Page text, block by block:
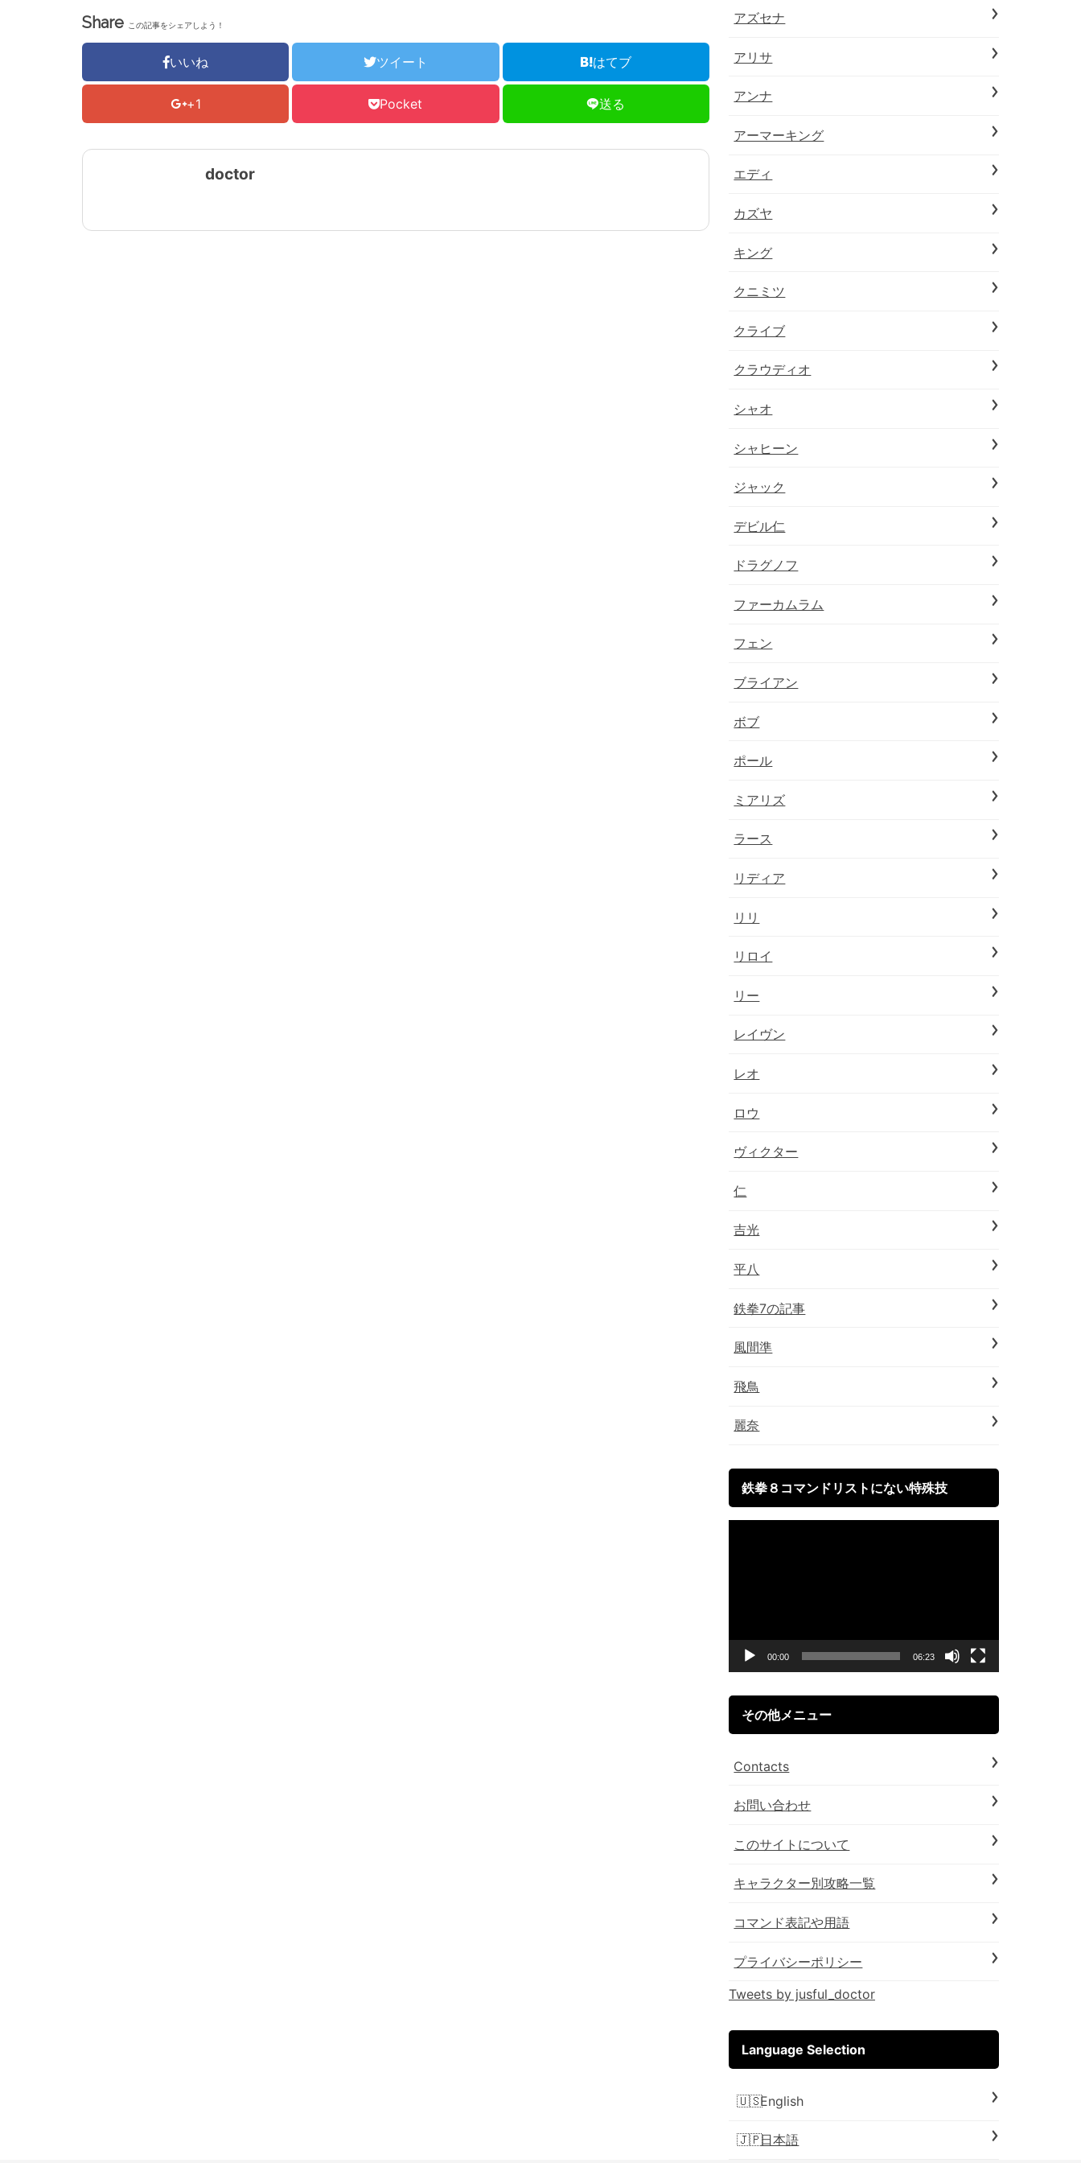
Share この記事をシェアしよう！
いいね ツイート はてブ
+1 Pocket 送る
doctor
アズセナ
アリサ
アンナ
アーマーキング
エディ
カズヤ
キング
クニミツ
クライブ
クラウディオ
シャオ
シャヒーン
ジャック
デビル仁
ドラグノフ
ファーカムラム
フェン
ブライアン
ボブ
ポール
ミアリズ
ラース
リディア
リリ
リロイ
リー
レイヴン
レオ
ロウ
ヴィクター
仁
吉光
平八
鉄拳7の記事
風間準
飛鳥
麗奈
鉄拳８コマンドリストにない特殊技
00:00 06:23
その他メニュー
Contacts
お問い合わせ
このサイトについて
キャラクター別攻略一覧
コマンド表記や用語
プライバシーポリシー
Tweets by jusful_doctor
Language Selection
English
日本語